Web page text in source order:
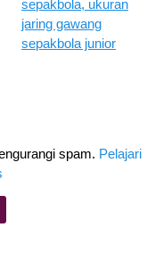
spam. Pelajari